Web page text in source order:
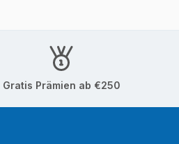
Gratis Prämien ab €250